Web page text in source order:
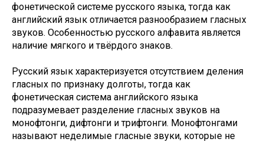
фонетической системе русского языка, тогда как
английский язык отличается разнообразием гласных
звуков. Особенностью русского алфавита является
наличие мягкого и твёрдого знаков.
Русский язык характеризуется отсутствием деления
гласных по признаку долготы, тогда как
фонетическая система английского языка
подразумевает разделение гласных звуков на
монофтонги, дифтонги и трифтонги. Монофтонгами
называют неделимые гласные звуки, которые не